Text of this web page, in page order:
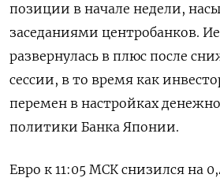
позиции в начале недели,
заседаниями центробанков.
развернулась в плюс после
сессии, в то время как
перемен в настройках
политики Банка Японии.
Евро к 11:05 МСК снизился на